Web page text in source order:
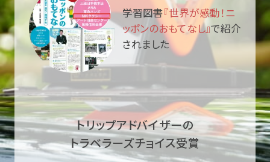
学習図書『世界が感動！ニ
ッポンのおもてなし』で紹介
されました
トリップアドバイザーの
トラベラーズチョイス受賞